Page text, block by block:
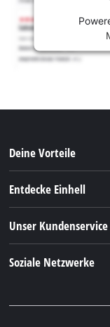
Deine Vorteile
Entdecke Einhell
Nachhaltigkeit
Unser Kundenservice
Soziale Netzwerke